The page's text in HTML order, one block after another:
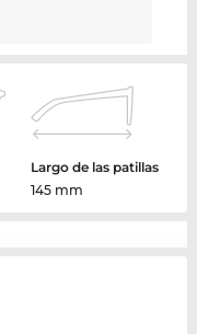
Largo de las patillas
145 mm